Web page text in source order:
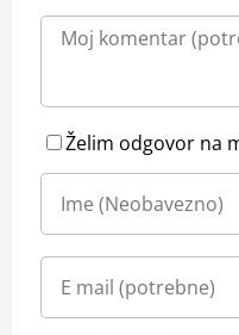
Želim odgovor na